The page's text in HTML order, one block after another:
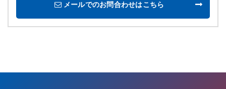
メールでのお問合わせはこちら